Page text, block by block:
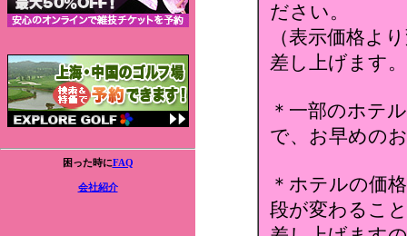
困った時にFAQ
会社紹介
ださい。
（表示価格よ
差し上げます
＊一部のホテ
で、お早めの
＊ホテルの価
段が変わるこ